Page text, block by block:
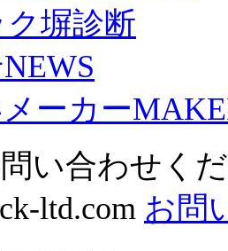
塀診断
NEWS
ーカー
い合わせく
ltd.com お問